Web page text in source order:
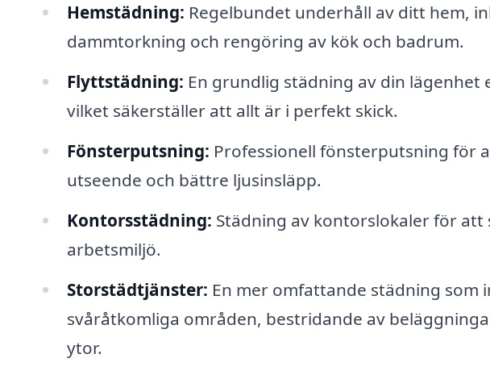
Hemstädning: Regelbundet underhåll av ditt hem,
dammtorkning och rengöring av kök och badrum.
Flyttstädning: En grundlig städning av din
vilket säkerställer att allt är i perfekt skick.
Fönsterputsning: Professionell fönsterputsning för
utseende och bättre ljusinsläpp.
Kontorsstädning: Städning av kontorslokaler för
arbetsmiljö.
Storstädtjänster: En mer omfattande städning som
svåråtkomliga områden, bestridande av
ytor.